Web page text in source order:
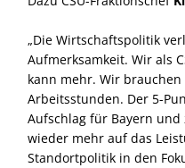
Die Wirtschaftspolitik
Aufmerksamkeit. Wir als
kann mehr. Wir
Arbeitsstunden. Der 5-
Aufschlag für Bayern und
wieder mehr auf das
Standortpolitik in den